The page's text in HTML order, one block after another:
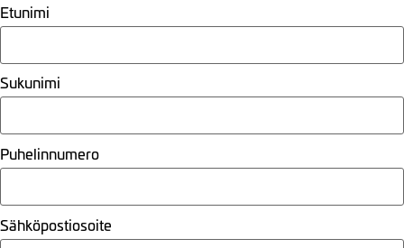
Etunimi
Sukunimi
Puhelinnumero
Sähköpostiosoite